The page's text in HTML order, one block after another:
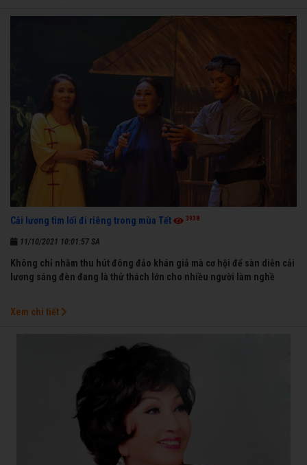
Cải lương tìm lối đi riêng trong mùa Tết 3938
11/10/2021 10:01:57 SA
Không chỉ nhằm thu hút đông đảo khán giả mà cơ hội để sàn diễn cải
lương sáng đèn đang là thử thách lớn cho nhiều người làm nghề
Xem chi tiết